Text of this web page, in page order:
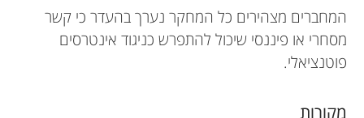
המחברים מצהירים כל המחקר נערך בהעדר כי קשר
מסחרי או פיננסי שיכול להתפרש כניגוד אינטרסים
פוטנציאלי.
מקורות